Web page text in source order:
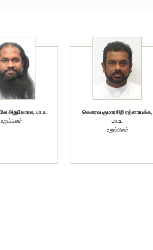
அதுகோரல, பா.உ.
உறுப்பினர்
கௌரவ குமாரசிறி ரத்னாயக்க,
பா.உ.
உறுப்பினர்